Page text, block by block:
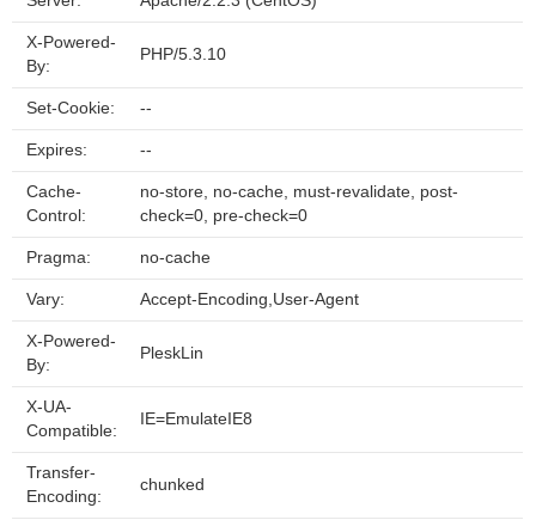
X-Powered-
By:
PHP/5.3.10
Set-Cookie: --
Expires: --
Cache-
Control:
no-store, no-cache, must-revalidate, post-
check=0, pre-check=0
Pragma: no-cache
Vary: Accept-Encoding,User-Agent
X-Powered-
By:
PleskLin
X-UA-
Compatible:
IE=EmulateIE8
Transfer-
Encoding:
chunked